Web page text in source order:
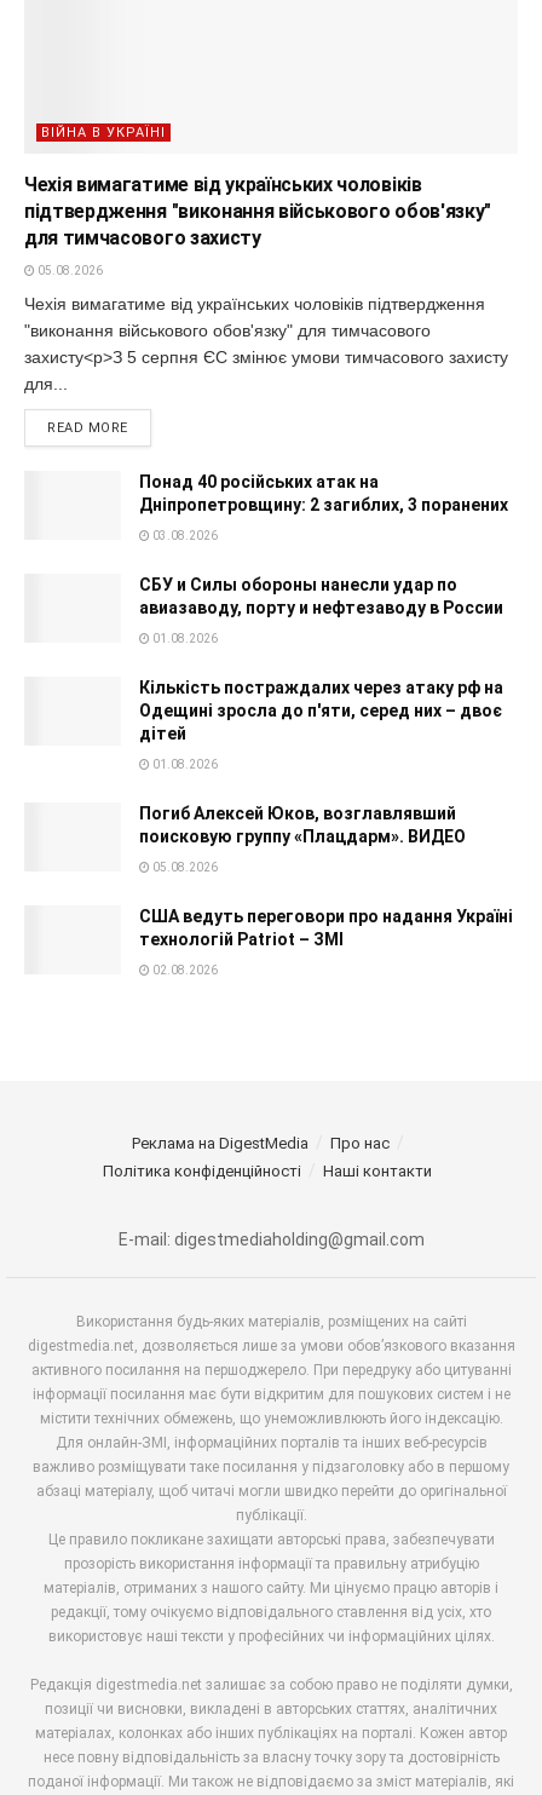
ВІЙНА В УКРАЇНІ
Чехія вимагатиме від українських чоловіків
підтвердження "виконання військового обов'язку"
для тимчасового захисту
05.08.2026
Чехія вимагатиме від українських чоловіків підтвердження
"виконання військового обов'язку" для тимчасового
захисту<p>З 5 серпня ЄС змінює умови тимчасового захисту
для...
READ MORE
Понад 40 російських атак на
Дніпропетровщину: 2 загиблих, 3 поранених
03.08.2026
СБУ и Силы обороны нанесли удар по
авиазаводу, порту и нефтезаводу в России
01.08.2026
Кількість постраждалих через атаку рф на
Одещині зросла до п'яти, серед них – двоє
дітей
01.08.2026
Погиб Алексей Юков, возглавлявший
поисковую группу «Плацдарм». ВИДЕО
05.08.2026
США ведуть переговори про надання Україні
технологій Patriot – ЗМІ
02.08.2026
Реклама на DigestMedia
Про нас
Політика конфіденційності
Наші контакти
E-mail: digestmediaholding@gmail.com
Використання будь-яких матеріалів, розміщених на сайті
digestmedia.net, дозволяється лише за умови обов’язкового вказання
активного посилання на першоджерело. При передруку або цитуванні
інформації посилання має бути відкритим для пошукових систем і не
містити технічних обмежень, що унеможливлюють його індексацію.
Для онлайн-ЗМІ, інформаційних порталів та інших веб-ресурсів
важливо розміщувати таке посилання у підзаголовку або в першому
абзаці матеріалу, щоб читачі могли швидко перейти до оригінальної
публікації.
Це правило покликане захищати авторські права, забезпечувати
прозорість використання інформації та правильну атрибуцію
матеріалів, отриманих з нашого сайту. Ми цінуємо працю авторів і
редакції, тому очікуємо відповідального ставлення від усіх, хто
використовує наші тексти у професійних чи інформаційних цілях.
Редакція digestmedia.net залишає за собою право не поділяти думки,
позиції чи висновки, викладені в авторських статтях, аналітичних
матеріалах, колонках або інших публікаціях на порталі. Кожен автор
несе повну відповідальність за власну точку зору та достовірність
поданої інформації. Ми також не відповідаємо за зміст матеріалів, які